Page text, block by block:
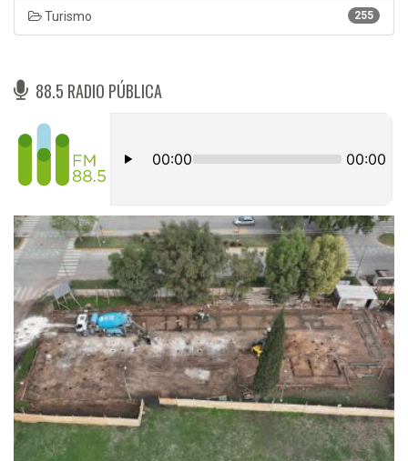
255
Turismo
88.5 RADIO PÚBLICA